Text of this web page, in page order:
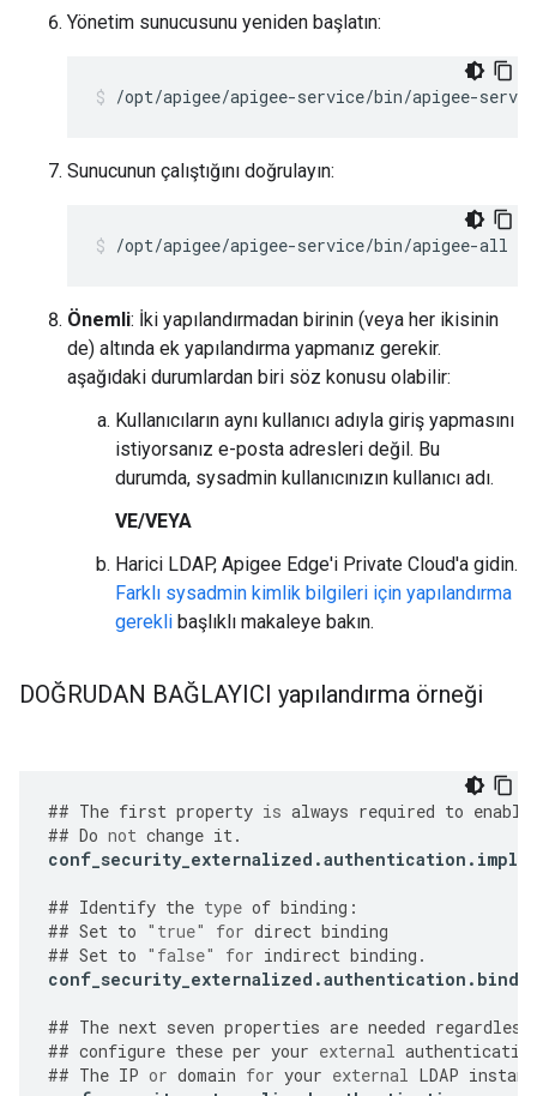
Yönetim sunucusunu yeniden başlatın:
/opt/apigee/apigee-service/bin/apigee-
Sunucunun çalıştığını doğrulayın:
/opt/apigee/apigee-service/bin/apigee-all
Önemli: İki yapılandırmadan birinin (veya her ikisinin
de) altında ek yapılandırma yapmanız gerekir.
aşağıdaki durumlardan biri söz konusu olabilir:
Kullanıcıların aynı kullanıcı adıyla giriş yapmasını
istiyorsanız e-posta adresleri değil. Bu
durumda, sysadmin kullanıcınızın kullanıcı adı.
VE/VEYA
Harici LDAP, Apigee Edge'i Private Cloud'a gidin.
Farklı sysadmin kimlik bilgileri için yapılandırma
gerekli başlıklı makaleye bakın.
DOĞRUDAN BAĞLAYICI yapılandırma örneği
## The first property is always required to enable
## Do not change it.
conf_security_externalized .authentication .
## Identify the type of binding :
## Set to "true" for direct binding
## Set to "false" for indirect binding .
conf_security_externalized .authentication . bind
## The next seven properties are needed regardless
## configure these per your external
## The IP or domain for your external LDAP